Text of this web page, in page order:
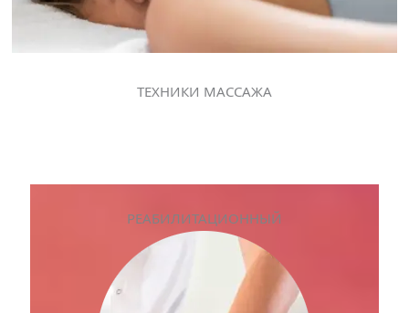
ТЕХНИКИ МАССАЖА
РЕАБИЛИТАЦИОННЫЙ